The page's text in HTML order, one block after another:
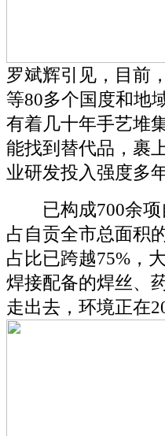
罗斌辉引见，目前
等80多个国度和地
有着几十年手艺堆
能找到替代品，裹
业研发投入强度多
已构成700余项
占自贡全市总面积
占比已跨越75%，
焊接配备的焊丝、
走出去，环境正在